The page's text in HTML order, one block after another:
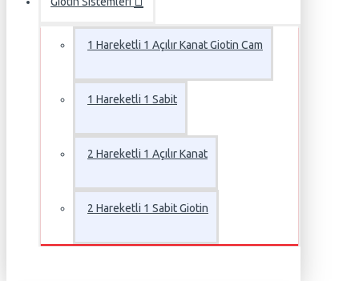
1 Hareketli 1 Açılır Kanat Giotin Cam
1 Hareketli 1 Sabit
2 Hareketli 1 Açılır Kanat
2 Hareketli 1 Sabit Giotin